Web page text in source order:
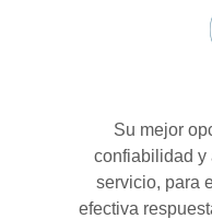
Su mejor
confiabilidad y
servicio, para
efectiva